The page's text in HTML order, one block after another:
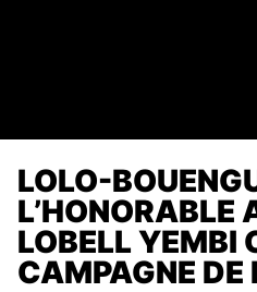
LOLO-
L’HONORABLE
LOBELL YEMBI
CAMPAGNE DE